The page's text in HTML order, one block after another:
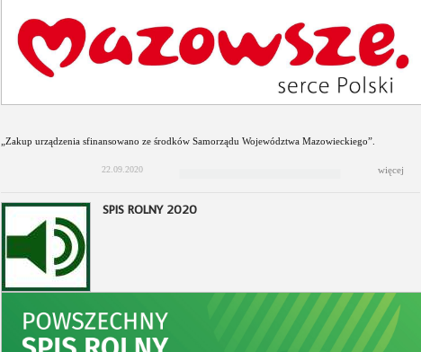
„Zakup urządzenia sfinansowano ze środków Samorządu Województwa Mazowieckiego”.
22.09.2020 więcej
SPIS ROLNY 2020